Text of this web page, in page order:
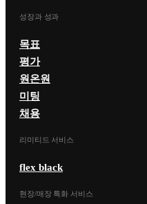
성장과 성과
목표
평가
원온원
미팅
채용
리미티드 서비스
flex black
현장/매장 특화 서비스